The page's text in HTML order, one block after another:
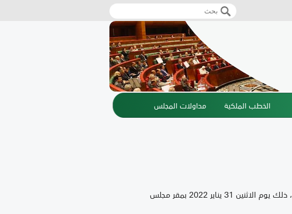
استمارة البحث
‏بحث ‏
الخطب الملكية مداولات المجلس
استقبال سفير الجمهورية التونسية بالمغرب، السيد محمد بن عياد، ذلك يوم الاثنين 31 يناير 2022 بمقر مجلس